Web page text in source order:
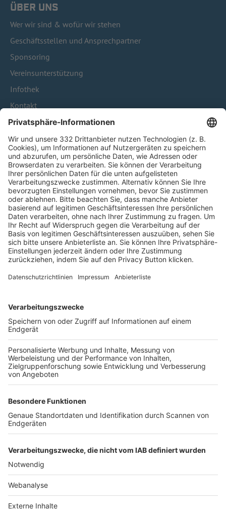
ÜBER UNS
Wer wir sind & wofür wir stehen
Geschäftsstellen und Ansprechpartner
Sponsoring
Vereinsunterstützung
Infothek
Kontakt
HÄUFIG BESUCHTE SEITEN
Pässe und Vereinswechsel
Trainerausbildung
Schulungsangebot Vereinsmitarbeiter
BFV-Geschäftsstellen
Trainerbörse
Login SpielPlus
FOLGE DEM BFV
TOP-VEREINE
TOP-PARTNER
Nutzungsbedingungen Datenschutz Impressum